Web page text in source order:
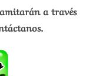
a través